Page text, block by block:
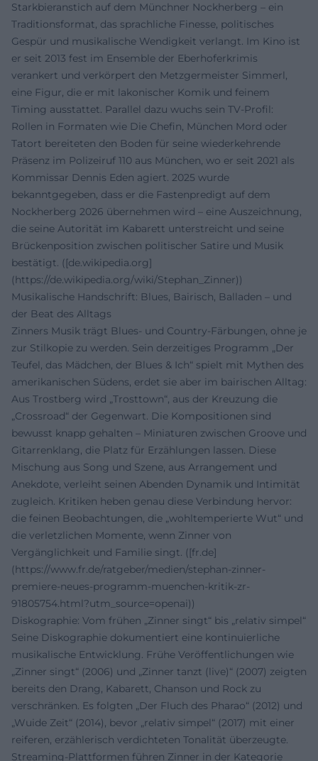
Starkbieranstich auf dem Münchner Nockherberg – ein
Traditionsformat, das sprachliche Finesse, politisches
Gespür und musikalische Wendigkeit verlangt. Im Kino ist
er seit 2013 fest im Ensemble der Eberhoferkrimis
verankert und verkörpert den Metzgermeister Simmerl,
eine Figur, die er mit lakonischer Komik und feinem
Timing ausstattet. Parallel dazu wuchs sein TV-Profil:
Rollen in Formaten wie Die Chefin, München Mord oder
Tatort bereiteten den Boden für seine wiederkehrende
Präsenz im Polizeiruf 110 aus München, wo er seit 2021 als
Kommissar Dennis Eden agiert. 2025 wurde
bekanntgegeben, dass er die Fastenpredigt auf dem
Nockherberg 2026 übernehmen wird – eine Auszeichnung,
die seine Autorität im Kabarett unterstreicht und seine
Brückenposition zwischen politischer Satire und Musik
bestätigt. ([de.wikipedia.org]
(https://de.wikipedia.org/wiki/Stephan_Zinner))
Musikalische Handschrift: Blues, Bairisch, Balladen – und
der Beat des Alltags
Zinners Musik trägt Blues- und Country-Färbungen, ohne je
zur Stilkopie zu werden. Sein derzeitiges Programm „Der
Teufel, das Mädchen, der Blues & Ich“ spielt mit Mythen des
amerikanischen Südens, erdet sie aber im bairischen Alltag:
Aus Trostberg wird „Trosttown“, aus der Kreuzung die
„Crossroad“ der Gegenwart. Die Kompositionen sind
bewusst knapp gehalten – Miniaturen zwischen Groove und
Gitarrenklang, die Platz für Erzählungen lassen. Diese
Mischung aus Song und Szene, aus Arrangement und
Anekdote, verleiht seinen Abenden Dynamik und Intimität
zugleich. Kritiken heben genau diese Verbindung hervor:
die feinen Beobachtungen, die „wohltemperierte Wut“ und
die verletzlichen Momente, wenn Zinner von
Vergänglichkeit und Familie singt. ([fr.de]
(https://www.fr.de/ratgeber/medien/stephan-zinner-
premiere-neues-programm-muenchen-kritik-zr-
91805754.html?utm_source=openai))
Diskographie: Vom frühen „Zinner singt“ bis „relativ simpel“
Seine Diskographie dokumentiert eine kontinuierliche
musikalische Entwicklung. Frühe Veröffentlichungen wie
„Zinner singt“ (2006) und „Zinner tanzt (live)“ (2007) zeigten
bereits den Drang, Kabarett, Chanson und Rock zu
verschränken. Es folgten „Der Fluch des Pharao“ (2012) und
„Wuide Zeit“ (2014), bevor „relativ simpel“ (2017) mit einer
reiferen, erzählerisch verdichteten Tonalität überzeugte.
Streaming-Plattformen führen Zinner in der Kategorie